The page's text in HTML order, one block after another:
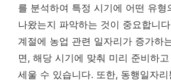
를 분석하여 특정 시기에 어떤 유형
나왔는지 파악하는 것이 중요합니
계절에 농업 관련 일자리가 증가하
면, 해당 시기에 맞춰 미리 준비하
세울 수 있습니다. 또한, 동행일자